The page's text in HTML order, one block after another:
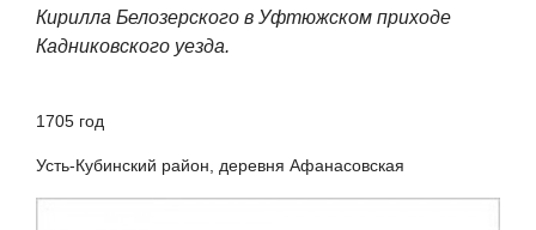
Кирилла Белозерского в Уфтюжском приходе
Кадниковского уезда.
1705 год
Усть-Кубинский район, деревня Афанасовская